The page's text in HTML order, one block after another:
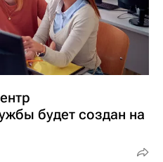
будет создан на